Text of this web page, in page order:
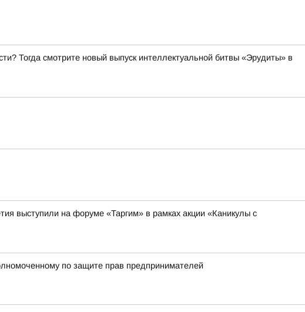
Тогда смотрите новый выпуск интеллектуальной битвы «Эрудиты» в
выступили на форуме «Таргим» в рамках акции «Каникулы с
по защите прав предпринимателей